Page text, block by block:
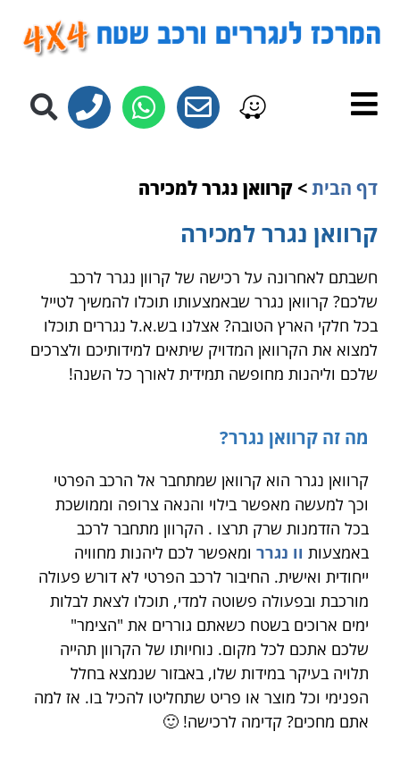
דף הבית>קרוואן נגרר למכירה
קרוואן נגרר למכירה
חשבתם לאחרונה על רכישה של קרוון נגרר לרכב
שלכם? קרוואן נגרר שבאמצעותו תוכלו להמשיך לטייל
בכל חלקי הארץ הטובה? אצלנו בש.א.ל נגררים תוכלו
למצוא את הקרוואן המדויק שיתאים למידותיכם ולצרכים
שלכם וליהנות מחופשה תמידית לאורך כל השנה!
מה זה קרוואן נגרר?
קרוואן נגרר הוא קרוואן שמתחבר אל הרכב הפרטי
וכך למעשה מאפשר בילוי והנאה צרופה וממושכת
בכל הזדמנות שרק תרצו . הקרוון מתחבר לרכב
באמצעות וו נגרר ומאפשר לכם ליהנות מחוויה
ייחודית ואישית. החיבור לרכב הפרטי לא דורש פעולה
מורכבת ובפעולה פשוטה למדי, תוכלו לצאת לבלות
ימים ארוכים בשטח כשאתם גוררים את "הצימר"
שלכם אתכם לכל מקום. נוחיותו של הקרוון תהייה
תלויה בעיקר במידות שלו, באבזור שנמצא בחלל
הפנימי וכל מוצר או פריט שתחליטו להכיל בו. אז למה
אתם מחכים? קדימה לרכישה! 🙂